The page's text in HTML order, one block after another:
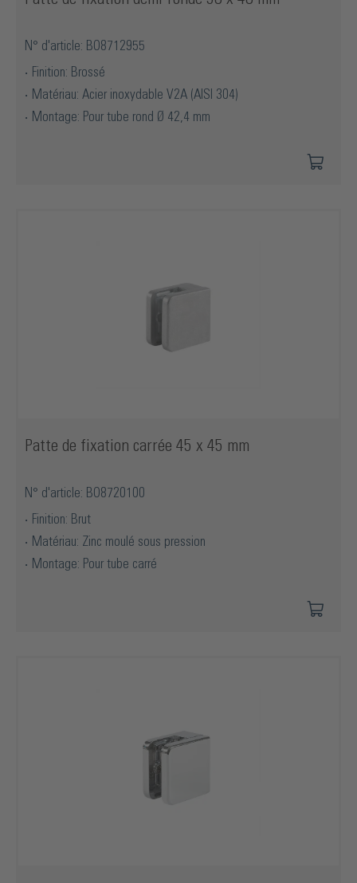
N° d'article: BO8712955
Finition: Brossé
Matériau: Acier inoxydable V2A (AISI 304)
Montage: Pour tube rond Ø 42,4 mm
Patte de fixation carrée 45 x 45 mm
N° d'article: BO8720100
Finition: Brut
Matériau: Zinc moulé sous pression
Montage: Pour tube carré